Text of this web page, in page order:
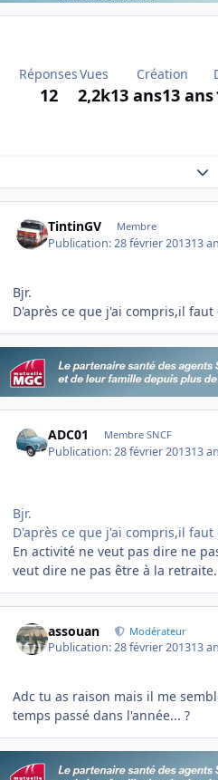
Réponses
12
Vues
2,2k
Création
13 ans13 ans
TintinGV Membre
Publication:28 février 201313
Bjr.
D'après ce que j'ai compris,il
ADC01 Membre SNCF
Publication:28 février 201313
Bjr.
D'après ce que j'ai compris,il
En activité ne veut pas dire ne
veut dire ne pas être à la retraite.
assouan Modérateur
Publication:28 février 201313
Adc tu as raison mais il me
temps passé dans l'année... ?